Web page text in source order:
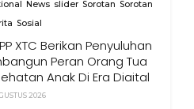
News slider Sorotan Sorotan
Sosial
XTC Berikan Penyuluhan
Peran Orang Tua
Anak Di Era Digital
2026